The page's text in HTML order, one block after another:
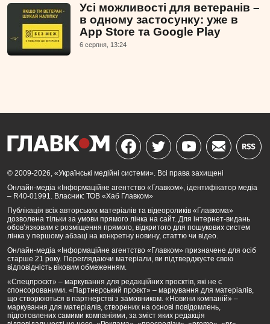
Усі можливості для ветеранів –
в одному застосунку: уже в
App Store та Google Play
6 серпня, 13:24
© 2009-2026, «Українські медійні системи». Всі права захищені
Онлайн-медіа «Інформаційне агентство «Главком», ідентифікатор медіа
– R40-01991. Власник: ТОВ «Хаб Главком»
Публікація всіх авторських матеріалів та відеороликів «Главкома»
дозволена тільки за умови прямого лінка на сайт. Для інтернет-видань
обов’язковим є розміщення прямого, відкритого для пошукових систем
лінка у першому абзаці на конкретну новину, статтю чи відео.
Онлайн-медіа «Інформаційне агентство «Главком» призначене для осіб
старше 21 року. Переглядаючи матеріали, ви підтверджуєте свою
відповідність віковим обмеженням.
«Спецпроєкт» – маркування для редакційних проєктів, які не є
спонсорованими. «Партнерський проєкт» – маркування для матеріалів,
що створюються в партнерстві з замовником. «Новини компаній» –
маркування для матеріалів, створених на основі повідомлень,
підготовлених самими компаніями, за зміст яких редакція